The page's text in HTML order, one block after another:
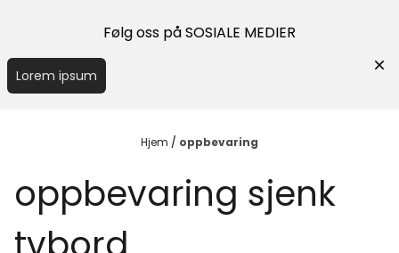
Følg oss på SOSIALE MEDIER
Lorem ipsum
Hjem / oppbevaring
oppbevaring sjenk